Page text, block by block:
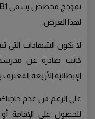
لهذا الغرض.
لا تكون الشهادات التي
كانت صادرة عن
الإيطالية الأربعة
على الرغم من عدم حاجتك
للحصول على الإقامة أو